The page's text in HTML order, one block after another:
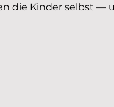
die Kinder selbst —